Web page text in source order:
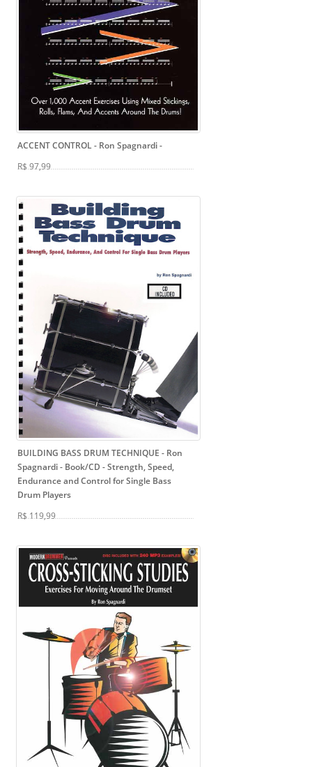
ACCENT CONTROL - Ron Spagnardi-
R$ 97,99
BUILDING BASS DRUM TECHNIQUE - Ron
Spagnardi - Book/CD - Strength, Speed,
Endurance and Control for Single Bass
Drum Players
R$ 119,99